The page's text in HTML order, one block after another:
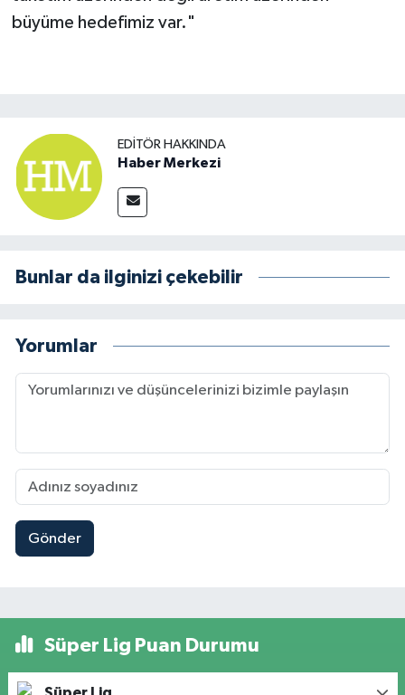
büyüme hedefimiz var."
EDITÖR HAKKINDA
Haber Merkezi
Bunlar da ilginizi çekebilir
Yorumlar
Gönder
Süper Lig Puan Durumu